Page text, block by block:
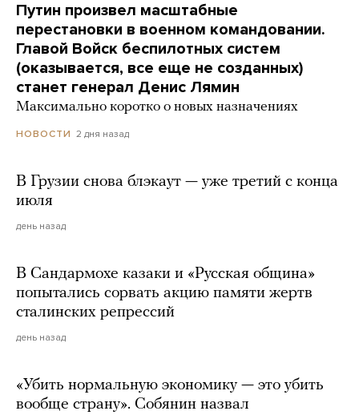
Путин произвел масштабные
перестановки в военном командовании.
Главой Войск беспилотных систем
(оказывается, все еще не созданных)
станет генерал Денис Лямин
Максимально коротко о новых назначениях
НОВОСТИ 2 дня назад
В Грузии снова блэкаут — уже третий с конца
июля
день назад
В Сандармохе казаки и «Русская община»
попытались сорвать акцию памяти жертв
сталинских репрессий
день назад
«Убить нормальную экономику — это убить
вообще страну». Собянин назвал